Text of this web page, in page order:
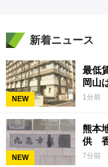
新着ニュース
NEW
最低
岡山
1分前
NEW
熊本
供
7分前